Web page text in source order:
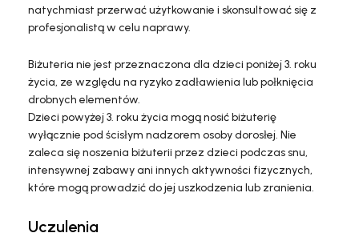
natychmiast przerwać użytkowanie i skonsultować się z
profesjonalistą w celu naprawy.
Biżuteria nie jest przeznaczona dla dzieci poniżej 3. roku
życia, ze względu na ryzyko zadławienia lub połknięcia
drobnych elementów.
Dzieci powyżej 3. roku życia mogą nosić biżuterię
wyłącznie pod ścisłym nadzorem osoby dorosłej. Nie
zaleca się noszenia biżuterii przez dzieci podczas snu,
intensywnej zabawy ani innych aktywności fizycznych,
które mogą prowadzić do jej uszkodzenia lub zranienia.
Uczulenia